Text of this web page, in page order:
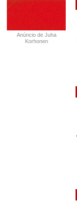
Anúncio de Juha
Korhonen